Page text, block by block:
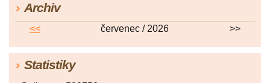
Archiv
<< červenec / 2026 >>
Statistiky